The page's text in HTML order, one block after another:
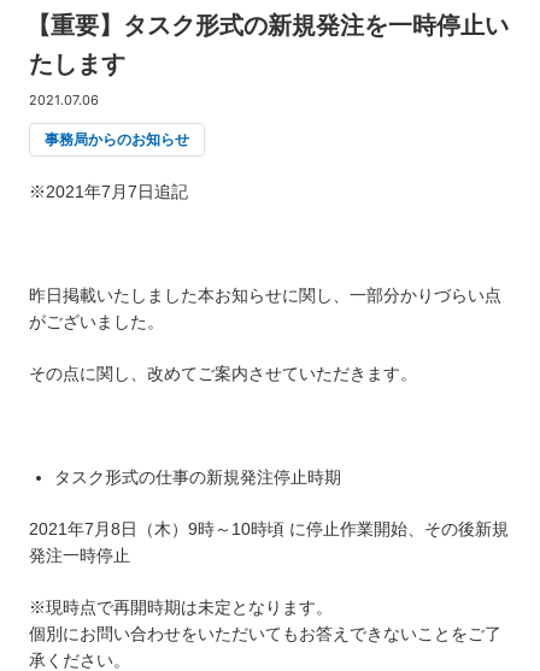
【重要】タスク形式の新規発注を一時停止い
たします
2021.07.06
事務局からのお知らせ
※2021年7月7日追記
昨日掲載いたしました本お知らせに関し、一部分かりづらい点
がございました。
その点に関し、改めてご案内させていただきます。
タスク形式の仕事の新規発注停止時期
2021年7月8日（木）9時～10時頃 に停止作業開始、その後新規
発注一時停止
※現時点で再開時期は未定となります。
個別にお問い合わせをいただいてもお答えできないことをご了
承ください。